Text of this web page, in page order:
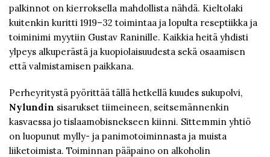
palkinnot on kierroksella mahdollista nähdä. Kieltolaki
kuitenkin kuritti 1919–32 toimintaa ja lopulta reseptiikka ja
toiminimi myytiin Gustav Raninille. Kaikkia heitä yhdisti
ylpeys alkuperästä ja kuopiolaisuudesta sekä osaamisen
että valmistamisen paikkana.
Perheyritystä pyörittää tällä hetkellä kuudes sukupolvi,
Nylundin sisarukset tiimeineen, seitsemännenkin
kasvaessa jo tislaamobisnekseen kiinni. Sittemmin yhtiö
on luopunut mylly- ja panimotoiminnasta ja muista
liiketoimista. Toiminnan pääpaino on alkoholin